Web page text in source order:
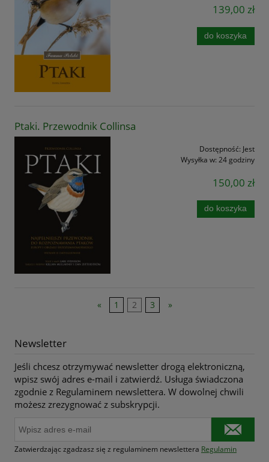
139,00 zł
do koszyka
Ptaki. Przewodnik Collinsa
Dostępność: Jest
Wysyłka w: 24 godziny
150,00 zł
do koszyka
« 1 2 3 »
Newsletter
Jeśli chcesz otrzymywać newsletter drogą elektroniczną,
wpisz swój adres e-mail i zatwierdź. Usługa świadczona
zgodnie z Regulaminem newslettera. W dowolnej chwili
możesz zrezygnować z subskrypcji.
Zatwierdzając zgadzasz się z regulaminem newslettera Regulamin